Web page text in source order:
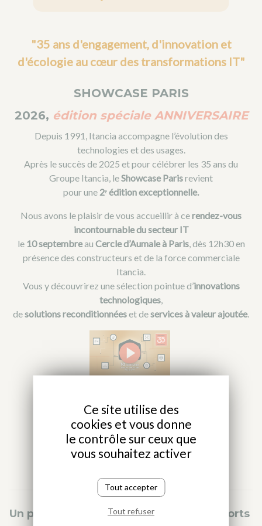
"35 ans d'engagement, d'innovation et
d'écologie au cœur des transformations IT"
SHOWCASE PARIS
2026, édition spéciale ANNIVERSAIRE
Depuis 1991, Itancia accompagne l’évolution des
technologies et des usages.
Après le succès de 2025 et pour célébrer les 35 ans du
Groupe Itancia, leShowcase Parisrevient
pour une 2ᵉ édition exceptionnelle.
Nous avons le plaisir de vous accueillir à cerendez-vous
incontournable du secteur IT
le 10 septembreau Cercle d’Aumale à Paris, dès 12h30 en
présence des constructeurs et de la force commerciale
Itancia.
Vous y découvrirez une sélection pointue d’innovations
technologiques,
desolutions reconditionnéeset deservices à valeur ajoutée.
Un seul objectif.
Réunir tout l'écosystème du Channel IT.
Un programme rythmé par des temps forts
Ce site utilise des
cookies et vous donne
le contrôle sur ceux que
vous souhaitez activer
Tout accepter
Tout refuser